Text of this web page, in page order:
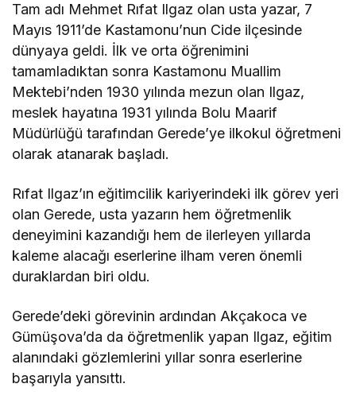
Tam adı Mehmet Rıfat Ilgaz olan usta yazar, 7
Mayıs 1911’de Kastamonu’nun Cide ilçesinde
dünyaya geldi. İlk ve orta öğrenimini
tamamladıktan sonra Kastamonu Muallim
Mektebi’nden 1930 yılında mezun olan Ilgaz,
meslek hayatına 1931 yılında Bolu Maarif
Müdürlüğü tarafından Gerede’ye ilkokul öğretmeni
olarak atanarak başladı.
Rıfat Ilgaz’ın eğitimcilik kariyerindeki ilk görev yeri
olan Gerede, usta yazarın hem öğretmenlik
deneyimini kazandığı hem de ilerleyen yıllarda
kaleme alacağı eserlerine ilham veren önemli
duraklardan biri oldu.
Gerede’deki görevinin ardından Akçakoca ve
Gümüşova’da da öğretmenlik yapan Ilgaz, eğitim
alanındaki gözlemlerini yıllar sonra eserlerine
başarıyla yansıttı.